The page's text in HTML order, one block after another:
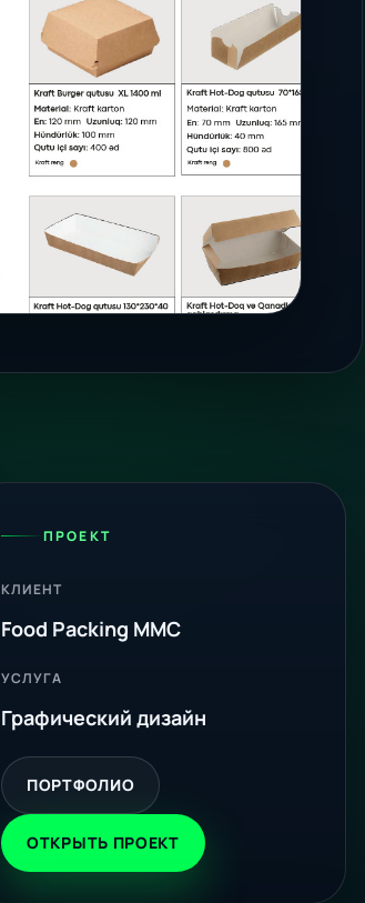
ПРОЕКТ
КЛИЕНТ
Food Packing MMC
УСЛУГА
Графический дизайн
ПОРТФОЛИО
ОТКРЫТЬ ПРОЕКТ